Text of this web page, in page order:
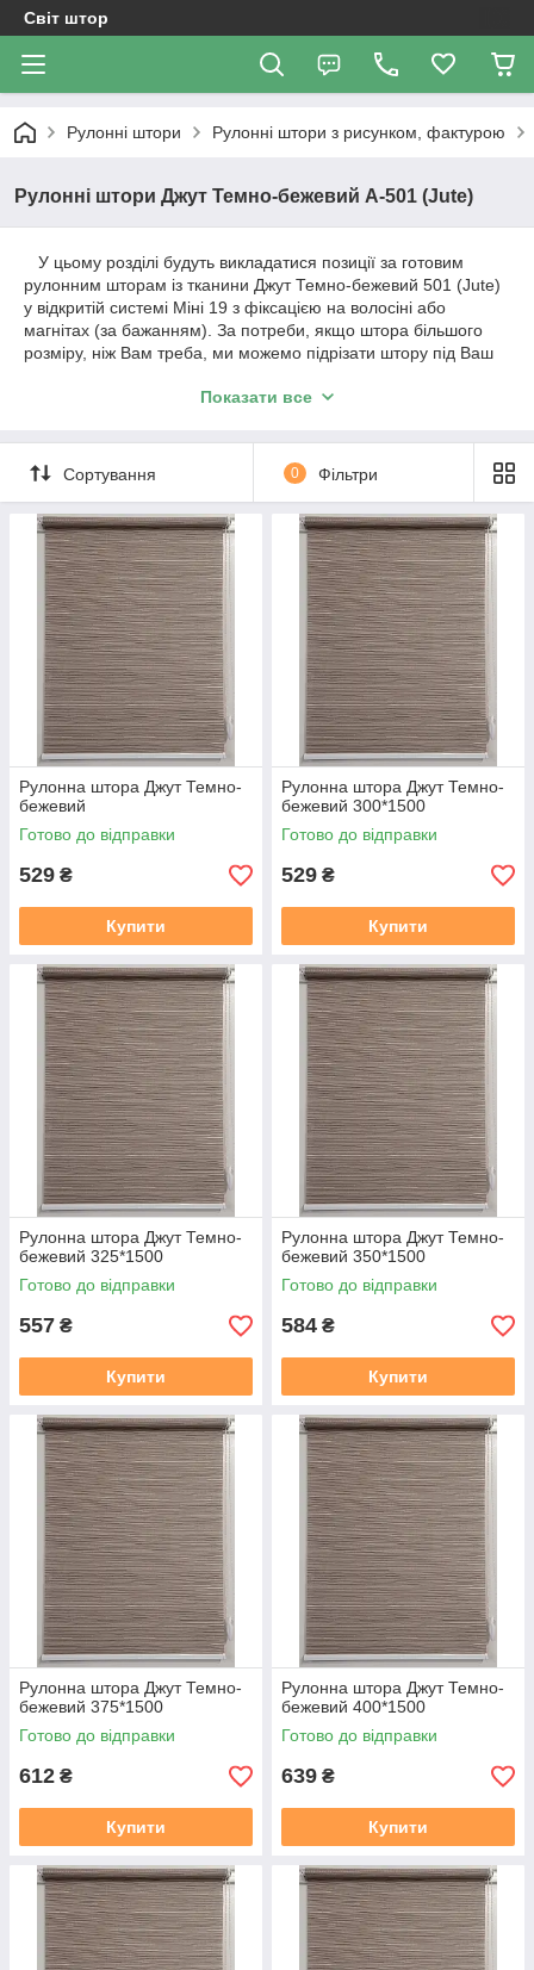
Світ штор
Рулонні штори Рулонні штори з рисунком, фактурою
Рулонні штори Джут Темно-бежевий А-501 (Jute)
У цьому розділі будуть викладатися позиції за готовим
рулонним шторам із тканини Джут Темно-бежевий 501 (Jute)
у відкритій системі Міні 19 з фіксацією на волосіні або
магнітах (за бажанням). За потреби, якщо штора більшого
розміру, ніж Вам треба, ми можемо підрізати штору під Ваш
Важливо!!! Як відбувається робота з нами. Ми
працюємо з усією Україною!
1. Уточнення по замовленню відбувається за телефонним
дзвінком або повідомленням в Вайбер.
2. Термін виготовлення 3-5 днів, залежно від тканини, і від
завантаженості.
3. Відправка готового замовлення здійснюється згідно з
даними у замовленні. Усі відправки відбуваються у
встановлений день після 19.00. Номери декларацій
розсилаються після 20,00 повідомленням у Вайбер, якщо
немає Вайбера, то звичайним СМС!!!
В даному розділі вказана ціна на рулонні штори у відкритій
габаритний розмір (розмір по краях кронштейнів) + 35 мм.У
(рулонна штора в зборі (штора намотане на вал з металевою
нижньою планкою), саморізи, для відкритої системи Міні 19
фіксація на волосіні або магнітах, на вибір. Штора
прикручується до вікна за допомогою саморізів, вони в
комплекті є.
Заміряти потрібно скло плюс штапик з двох сторін, там де
штапик входить в раму є стик, ось від такого стику з одного
боку, до такого ж стику з іншого боку, це і буде розмір по
тканині який вказаний на сайті.
https://mir-shtor.org/cp49985-
kak-pravilno-zameryat-rulonnye-shtory.html
Як самому встановити штори дивіться за посиланням:
https://mir-shtor.org/a238919-montazh-sistemy-mini.html
Показати все
Сортування 0 Фільтри
Рулонна штора Джут Темно-
бежевий
Готово до відправки
529 ₴
Купити
Рулонна штора Джут Темно-
бежевий 300*1500
Готово до відправки
529 ₴
Купити
Рулонна штора Джут Темно-
бежевий 325*1500
Готово до відправки
557 ₴
Купити
Рулонна штора Джут Темно-
бежевий 350*1500
Готово до відправки
584 ₴
Купити
Рулонна штора Джут Темно-
бежевий 375*1500
Готово до відправки
612 ₴
Купити
Рулонна штора Джут Темно-
бежевий 400*1500
Готово до відправки
639 ₴
Купити